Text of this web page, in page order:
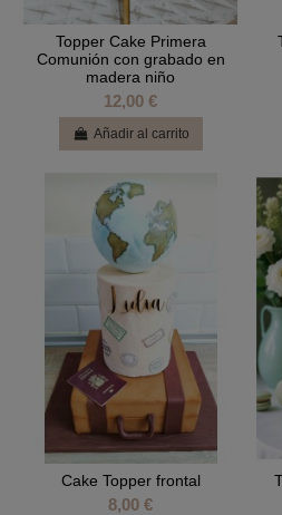
Topper Cake Primera
Comunión con grabado en
madera niño
12,00 €
Añadir al carrito
Cake Topper frontal
8,00 €